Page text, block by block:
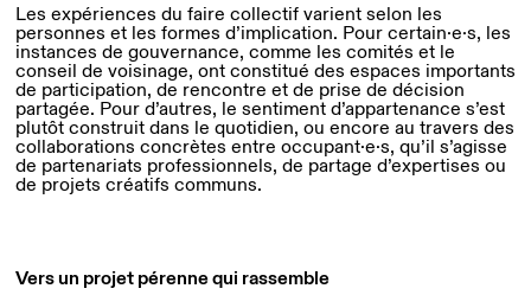
Les expériences du faire collectif varient selon les
personnes et les formes d’implication. Pour certain·e·s, les
instances de gouvernance, comme les comités et le
conseil de voisinage, ont constitué des espaces importants
de participation, de rencontre et de prise de décision
partagée. Pour d’autres, le sentiment d’appartenance s’est
plutôt construit dans le quotidien, ou encore au travers des
collaborations concrètes entre occupant·e·s, qu’il s’agisse
de partenariats professionnels, de partage d’expertises ou
de projets créatifs communs.
Vers un projet pérenne qui rassemble